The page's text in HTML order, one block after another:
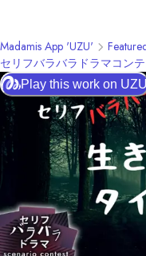
Madamis App 'UZU'
セリフバラバラドラマコン
Play this work on